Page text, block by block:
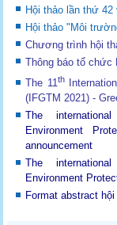
Hội thảo lần thứ
Hội thảo "Môi
Chương trình hội
Thông báo tổ chức
The 11th
(IFGTM 2021) -
The
Environment
announcement
The
Environment
Format abstract hội